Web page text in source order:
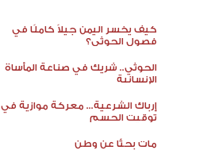
كيف يخسر اليمن جيلاً كاملًا في
فصول الحوثي؟
الحوثي.. شريك في صناعة المأساة
الإنسانية
إرباك الشرعية... معركة موازية في
توقيت الحسم
مات بحثًا عن وطن